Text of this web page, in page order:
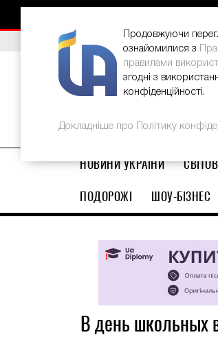
ВИБІР РЕДАКЦІЇ В Україні
НОВИНИ УКРАЇНИ
ПОДОРОЖІ
ШОУ-БІЗНЕС
В день школьных
Продовжуючи
ознайомилися з
правилами
згодні з
конфіденційності.
Докладніше про Політику